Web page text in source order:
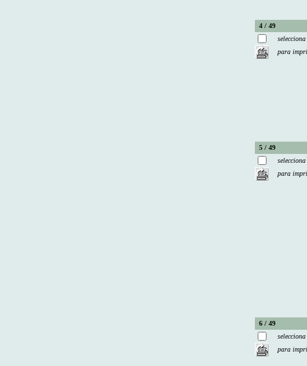
4 / 49
selecciona
para
5 / 49
selecciona
para
6 / 49
selecciona
para